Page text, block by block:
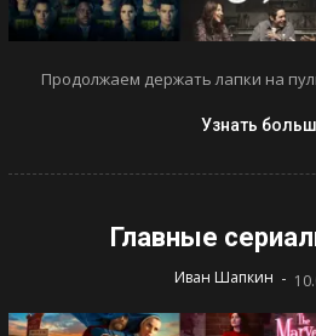
Продолжаем держать лапки на
Узнать
Главные
Иван Шапкин -